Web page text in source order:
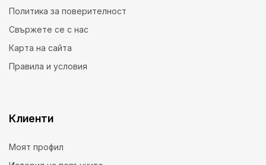
Политика за поверителност
Свържете се с нас
Карта на сайта
Правила и условия
Клиенти
Моят профил